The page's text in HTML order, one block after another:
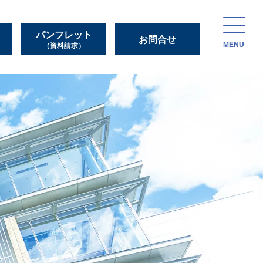
パンフレット
（資料請求）
お問合せ
MENU